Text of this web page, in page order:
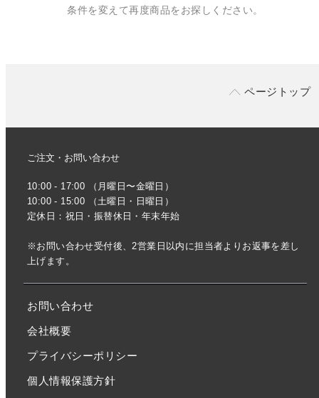
条件を変えて再度商品をお探しください。
ページトップ
ご注文・お問い合わせ
10:00 - 17:00 （月曜日〜金曜日）
10:00 - 15:00 （土曜日・日曜日）
定休日：祝日・振替休日・年末年始
※お問い合わせ受付後、2営業日以内に担当者よりお返事を差し
上げます。
お問い合わせ
会社概要
プライバシーポリシー
個人情報保護方針